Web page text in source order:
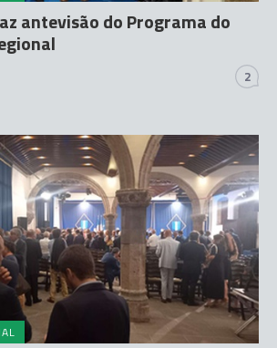
antevisão do Programa do
2